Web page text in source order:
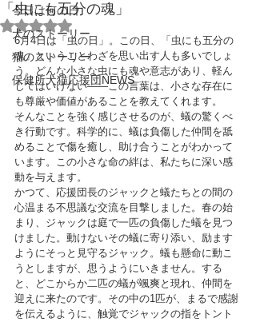
今日は何の日
犬のストーリー
猫のストーリー
保健所犬猫応援団NEWS
「虫にも五分の魂」
5つ星のうちNaNと評価されています。
6月4日は「虫の日」。この日、「虫にも五分の
魂」ということわざを思い出す人も多いでしょ
う。どんな小さな虫にも魂や意志があり、軽ん
じてはいけない――この言葉は、小さな存在に
も尊厳や価値があることを教えてくれます。
そんなことを強く感じさせるのが、蟻の驚くべ
き行動です。科学的に、蟻は負傷した仲間を舐
めることで傷を癒し、助け合うことがわかって
います。この小さな命の絆は、私たちに深い感
動を与えます。
かつて、応援団長のジャックと蟻たちとの間の
心温まる不思議な交流を目撃しました。春の始
まり、ジャックは庭で一匹の負傷した蟻を見つ
けました。動けないその蟻に寄り添い、励ます
ようにそっと見守るジャック。蟻も懸命に動こ
うとしますが、思うようにいきません。する
と、どこからか二匹の蟻が颯爽と現れ、仲間を
迎えに来たのです。その中の1匹が、まるで感謝
を伝えるように、触覚でジャックの指をトント